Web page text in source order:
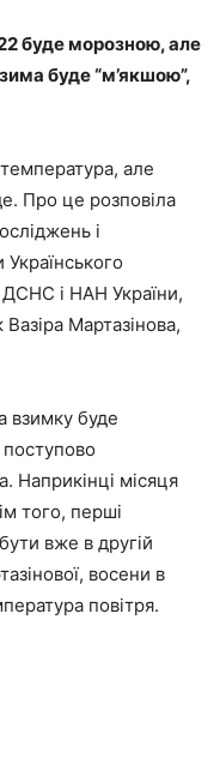
буде морозною, але
буде “м’якшою”,
але
Про це розповіла
і
ДСНС і НАН України,
Мартазінова,
взимку буде
Наприкінці місяця
того, перші
вже в другій
восени в
повітря.